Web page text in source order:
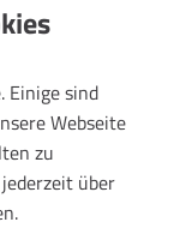
Einige sind
Webseite
zu
über